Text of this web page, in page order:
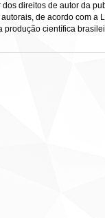
direitos de autor da
de acordo com a
produção científica